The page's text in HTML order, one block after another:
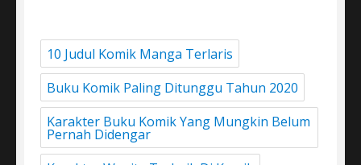
10 Judul Komik Manga Terlaris
Buku Komik Paling Ditunggu Tahun 2020
Karakter Buku Komik Yang Mungkin Belum
Pernah Didengar